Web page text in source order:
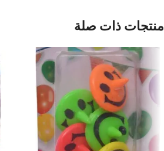
منتجات ذات صلة